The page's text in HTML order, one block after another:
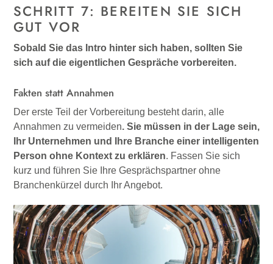
SCHRITT 7: BEREITEN SIE SICH
GUT VOR
Sobald Sie das Intro hinter sich haben, sollten Sie
sich auf die eigentlichen Gespräche vorbereiten.
Fakten statt Annahmen
Der erste Teil der Vorbereitung besteht darin, alle
Annahmen zu vermeiden. Sie müssen in der Lage sein,
Ihr Unternehmen und Ihre Branche einer intelligenten
Person ohne Kontext zu erklären. Fassen Sie sich
kurz und führen Sie Ihre Gesprächspartner ohne
Branchenkürzel durch Ihr Angebot.